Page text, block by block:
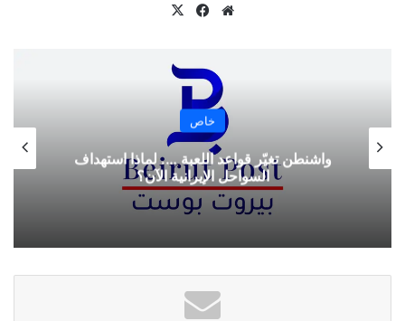
موقع
فيسبوك
خاص
واشنطن تغيّر قواعد اللعبة …. لماذا استهداف
السواحل الإيرانية الآن؟